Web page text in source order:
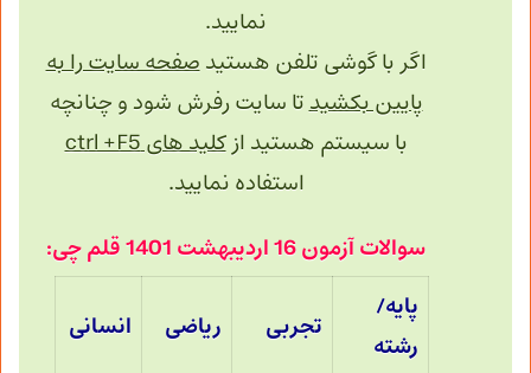
نمایید.
اگر با گوشی تلفن هستیدصفحه سایت را به
پایین بکشیدتا سایت رفرش شود و چنانچه
با سیستم هستید ازکلید های ctrl +F5
استفاده نمایید.
سوالات آزمون 16 اردیبهشت 1401 قلم چی:
پایه/
رشته
تجربی ریاضی انسانی